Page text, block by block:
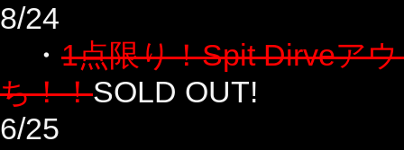
8/24
・ 1点限り！Spit Dirveア
ち！！SOLD OUT!
6/25